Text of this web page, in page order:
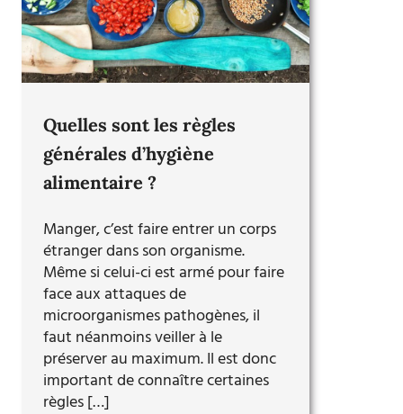
Quelles sont les règles
générales d’hygiène
alimentaire ?
Manger, c’est faire entrer un corps
étranger dans son organisme.
Même si celui-ci est armé pour faire
face aux attaques de
microorganismes pathogènes, il
faut néanmoins veiller à le
préserver au maximum. Il est donc
important de connaître certaines
règles […]